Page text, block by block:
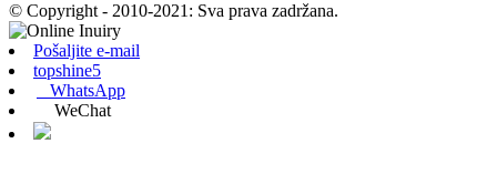
© Copyright - 2010-2021: Sva prava zadržana.
Pošaljite e-mail
topshine5
WhatsApp
WeChat